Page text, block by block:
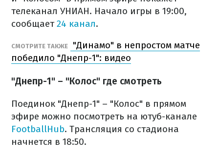
телеканал УНИАН. Начало игры в 19:00,
сообщает24 канал.
СМОТРИТЕ ТАКЖЕ
"Динамо" в непростом матче
победило "Днепр-1": видео
"Днепр-1" – "Колос" где смотреть
Поединок "Днепр-1" – "Колос" в прямом
эфире можно посмотреть на ютуб-канале
FootballHub. Трансляция со стадиона
начнется в 18:50.